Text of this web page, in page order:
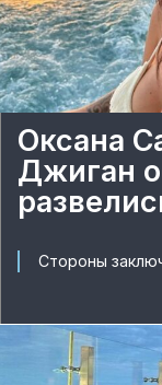
Оксана
Джиган
Стороны